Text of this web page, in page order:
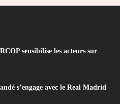
sensibilise les acteurs sur
s’engage avec le Real Madrid